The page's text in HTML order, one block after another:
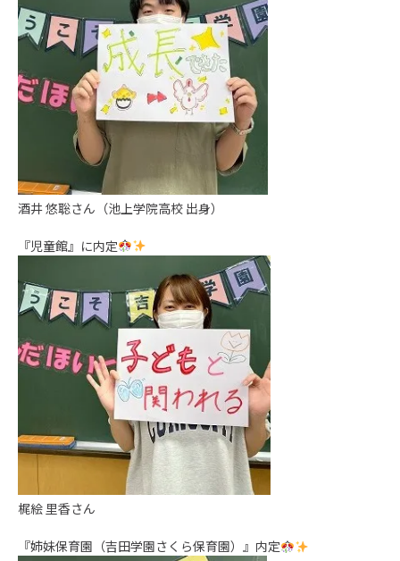
酒井 悠聡さん（池上学院高校 出身）
『児童館』に内定
梶絵 里香さん
『姉妹保育園（吉田学園さくら保育園）』内定